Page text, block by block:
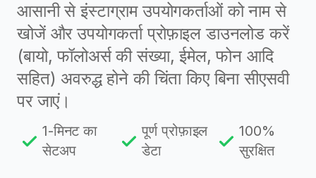
आसानी से इंस्टाग्राम उपयोगकर्ताओं को नाम से
खोजें और उपयोगकर्ता प्रोफ़ाइल डाउनलोड करें
(बायो, फॉलोअर्स की संख्या, ईमेल, फोन आदि
सहित) अवरुद्ध होने की चिंता किए बिना सीएसवी
पर जाएं।
1-मिनट का
सेटअप
पूर्ण प्रोफ़ाइल
डेटा
100%
सुरक्षित